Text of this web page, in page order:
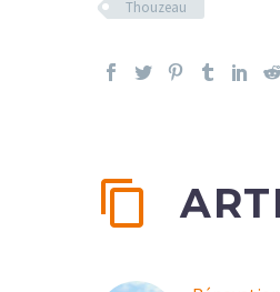
Thouzeau